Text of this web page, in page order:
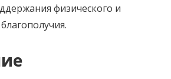
физического и